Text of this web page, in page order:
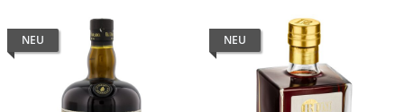
NEU NEU